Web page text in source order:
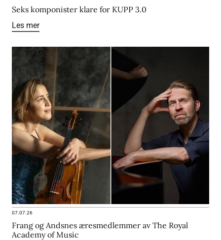
Seks komponister klare for KUPP 3.0
Les mer
07.07.26
Frang og Andsnes æresmedlemmer av The Royal
Academy of Music